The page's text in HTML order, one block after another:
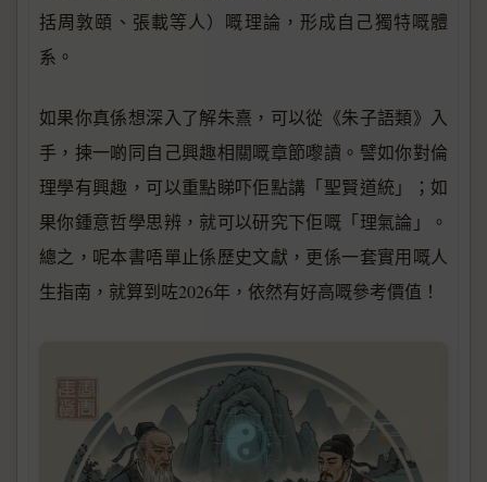
括周敦頤、張載等人）嘅理論，形成自己獨特嘅體
系。
如果你真係想深入了解朱熹，可以從《朱子語類》入
手，揀一啲同自己興趣相關嘅章節嚟讀。譬如你對倫
理學有興趣，可以重點睇吓佢點講「聖賢道統」；如
果你鍾意哲學思辨，就可以研究下佢嘅「理氣論」。
總之，呢本書唔單止係歷史文獻，更係一套實用嘅人
生指南，就算到咗2026年，依然有好高嘅參考價值！